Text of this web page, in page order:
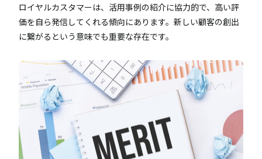
ロイヤルカスタマーは、活用事例の紹介に協力的で、高い評
価を自ら発信してくれる傾向にあります。新しい顧客の創出
に繋がるという意味でも重要な存在です。